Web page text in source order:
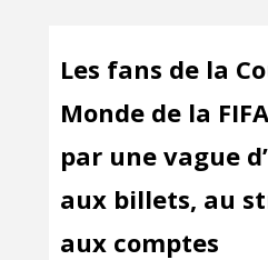
Les fans de la
Monde de la
par une vague
aux billets, au
aux comptes